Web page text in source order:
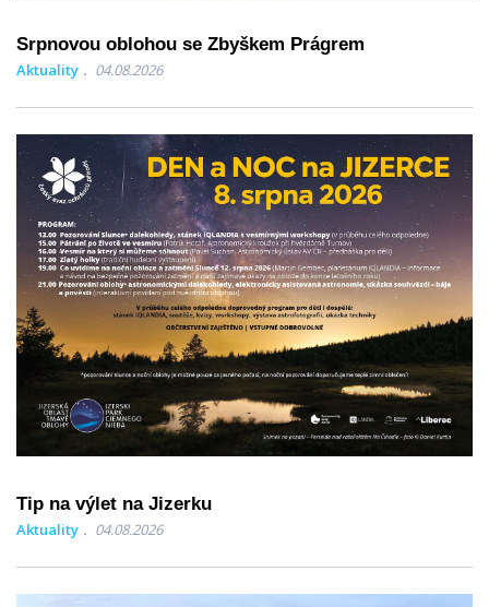
Srpnovou oblohou se Zbyškem Prágrem
Aktuality 04.08.2026
Tip na výlet na Jizerku
Aktuality 04.08.2026